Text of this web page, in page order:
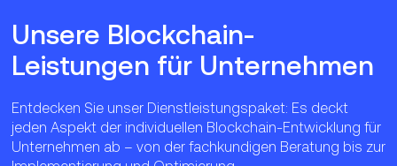
grenzüberschreitenden Transaktionen
erheblich zu steigern – schätzungsweise
auf 10 Milliarden US-Dollar bis 2030.
Gleichzeitig erwarten 80 Prozent der
deutschen Unternehmen, mit der
Blockchain Transaktionskosten reduzieren
85 Prozent derdeutschen Unternehmen
sind überzeugt, dass sie durch die
Einführung von Blockchain neue Produkte
und Dienstleistungen anbieten können,
während 68 Prozent neue
Geschäftsmodelle auf dieser Basis
entwickeln möchten. Dies treibt eine
Unsere Blockchain-
Leistungen für Unternehmen
Entdecken Sie unser Dienstleistungspaket: Es deckt
jeden Aspekt der individuellen Blockchain-Entwicklung für
Unternehmen ab – von der fachkundigen Beratung bis zur